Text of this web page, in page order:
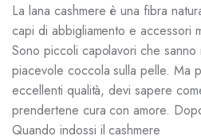
La lana cashmere è una fibra
capi di abbigliamento e accessori
Sono piccoli capolavori che sanno
piacevole coccola sulla pelle. Ma
eccellenti qualità, devi sapere
prendertene cura con amore.
Quando indossi il cashmere